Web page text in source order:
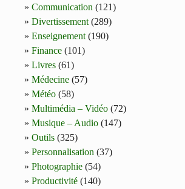
Communication (121)
Divertissement (289)
Enseignement (190)
Finance (101)
Livres (61)
Médecine (57)
Météo (58)
Multimédia – Vidéo (72)
Musique – Audio (147)
Outils (325)
Personnalisation (37)
Photographie (54)
Productivité (140)